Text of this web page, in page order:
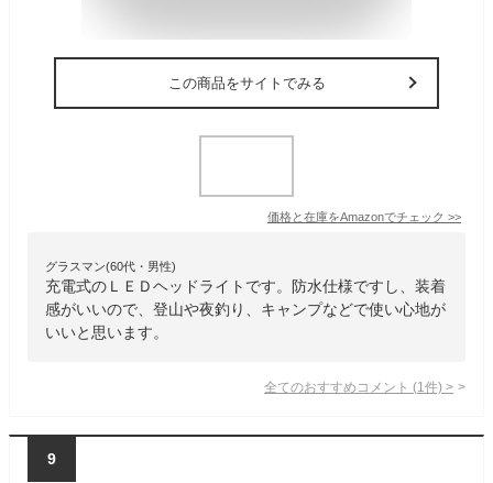
この商品をサイトでみる
価格と在庫をAmazonでチェック >>
グラスマン(60代・男性)
充電式のＬＥＤヘッドライトです。防水仕様ですし、装着
感がいいので、登山や夜釣り、キャンプなどで使い心地が
いいと思います。
全てのおすすめコメント (1 件) >
9